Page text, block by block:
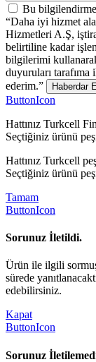
Bu
“Daha iyi hizmet
Hizmetleri A.Ş,
belirtiline kadar
bilgilerimi
duyuruları
ederim.”
Haberdar
ButtonIcon
Hattınız Turkcell
Seçtiğiniz ürünü
Hattınız Turkcell
Seçtiğiniz ürünü
Tamam
ButtonIcon
Sorunuz İletildi.
Ürün ile ilgili
sürede
edebilirsiniz.
Kapat
ButtonIcon
Sorunuz